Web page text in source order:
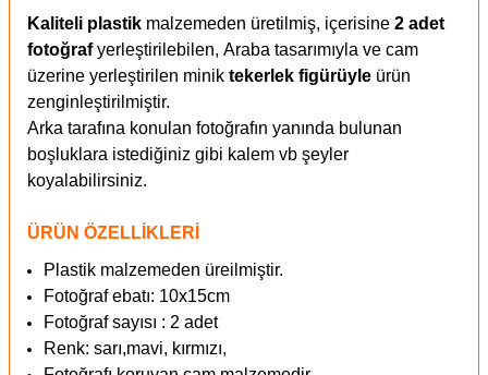
Kaliteli plastik malzemeden üretilmiş, içerisine 2 adet
fotoğrafyerleştirilebilen, Araba tasarımıyla ve cam
üzerine yerleştirilen minik tekerlek figürüyle ürün
zenginleştirilmiştir.
Arka tarafına konulan fotoğrafın yanında bulunan
boşluklara istediğiniz gibi kalem vb şeyler
koyalabilirsiniz.
ÜRÜN ÖZELLİKLERİ
Plastik malzemeden üreilmiştir.
Fotoğraf ebatı: 10x15cm
Fotoğraf sayısı : 2 adet
Renk: sarı,mavi, kırmızı,